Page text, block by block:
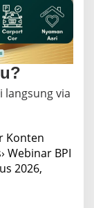
via
Konten
› Webinar BPI
2026,